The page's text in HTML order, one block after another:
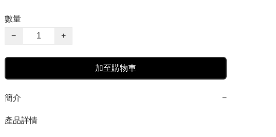
數量
−
+
加至購物車
簡介 −
產品詳情